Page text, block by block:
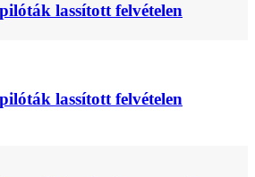
lassított felvételen
lassított felvételen